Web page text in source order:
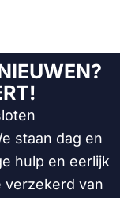
staan dag en
hulp en eerlijk
verzekerd van